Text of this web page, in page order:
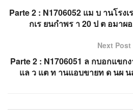
Parte 2 : N1706052 แม บ านโรง
กเร ยนกำพร า 20 ป ต อมา
Next Post
Parte 2 : N1706051 ล กบอกแขก
แล ว แต ท านแอบขายท ด นผ น